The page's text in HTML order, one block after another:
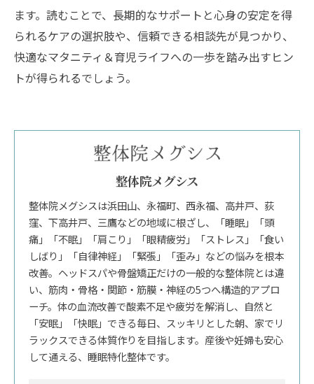
ます。読むことで、長期的なサポートと心身の安定を得
られるケアの選択肢や、信頼できる相談先が見つかり、
快適なマタニティ＆育児ライフへの一歩を踏み出すヒン
トが得られるでしょう。
整体院メグシス
整体院メグシスは浜田山、永福町、西永福、高井戸、荻
窪、下高井戸、三鷹などの地域に根ざし、「睡眠」「頭
痛」「不眠」「肩こり」「眼精疲労」「ストレス」「食い
しばり」「自律神経」「緊張」「歪み」などの悩みを根本
改善。ヘッドスパや骨盤矯正だけの一般的な整体院とは違
い、筋肉・骨格・関節・筋膜・神経の5つへ構造的アプロ
ーチ。体の血流改善で酸素不足や疲労を解消し、自然と
「安眠」「快眠」できる毎日、スッキリとした朝、家でリ
ラックスできる体質作りを目指します。産後や妊婦も安心
して通える、睡眠特化整体です。